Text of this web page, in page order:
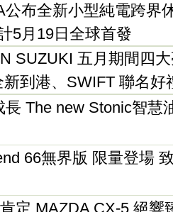
公布全新小型純電跨界
5月19日全球首發
SUZUKI 五月期間四
新到港、SWIFT 聯名好
The new Stonic智慧
66無界版 限量登場
定 MAZDA CX-5 絕響